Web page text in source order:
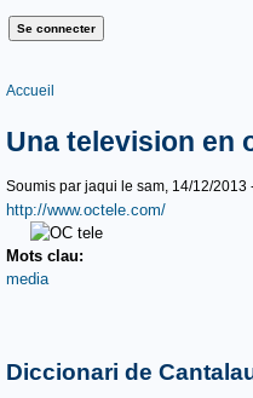
Vous êtes ici
Accueil
Una television en
Soumis par jaqui le sam, 14/12/2013
http://www.octele.com/
Mots clau:
media
Diccionari de